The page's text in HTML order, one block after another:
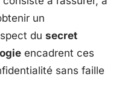
un
du secret
encadrent ces
sans faille